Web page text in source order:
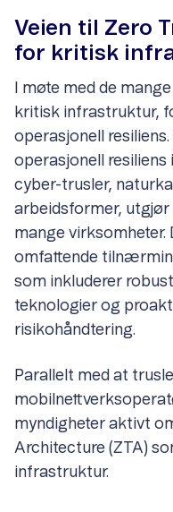
Veien til Zero
for kritisk
I møte med de
kritisk infrastruktur,
operasjonell
operasjonell resiliens
cyber-trusler,
arbeidsformer, utgjør
mange virksomheter.
omfattende
som inkluderer
teknologier og
risikohåndtering.
Parallelt med at
myndigheter aktivt
Architecture (ZTA)
infrastruktur.